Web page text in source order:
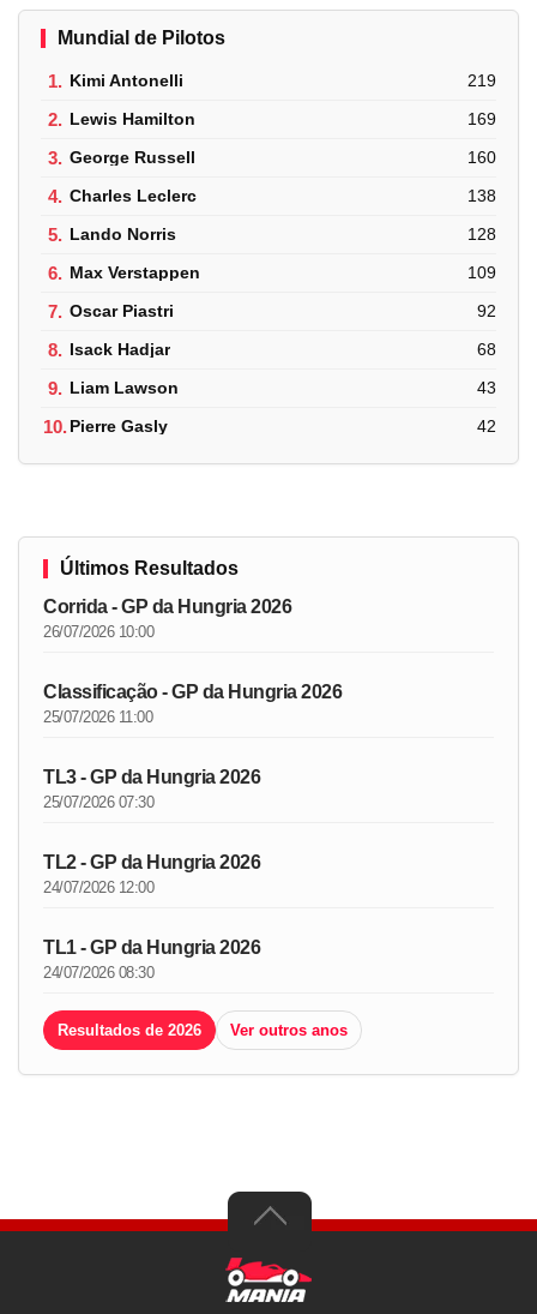
Mundial de Pilotos
1. Kimi Antonelli 219
2. Lewis Hamilton 169
3. George Russell 160
4. Charles Leclerc 138
5. Lando Norris 128
6. Max Verstappen 109
7. Oscar Piastri 92
8. Isack Hadjar 68
9. Liam Lawson 43
10.Pierre Gasly 42
Últimos Resultados
Corrida - GP da Hungria 2026
26/07/2026 10:00
Classificação - GP da Hungria 2026
25/07/2026 11:00
TL3 - GP da Hungria 2026
25/07/2026 07:30
TL2 - GP da Hungria 2026
24/07/2026 12:00
TL1 - GP da Hungria 2026
24/07/2026 08:30
Resultados de 2026 Ver outros anos